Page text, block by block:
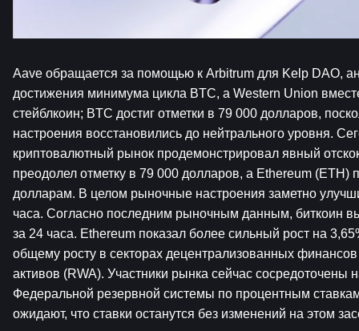
Aave обращается за помощью к Arbitrum для Kelp DAO,
достижения минимума цикла BTC, а Western Union
стейблкоин; BTC достиг отметки в 79 000 долларов,
настроения восстановились до нейтрального уровня.
криптовалютный рынок продемонстрировал явный
преодолел отметку в 79 000 долларов, а Ethereum (ETH)
долларам. В целом рыночные настроения заметно
часа. Согласно последним рыночным данным, биткоин
за 24 часа. Ethereum показал более сильный рост на
общему росту в секторах децентрализованных
активов (RWA). Участники рынка сейчас
Федеральной резервной системы по процентным
ожидают, что ставки останутся без изменений на этом